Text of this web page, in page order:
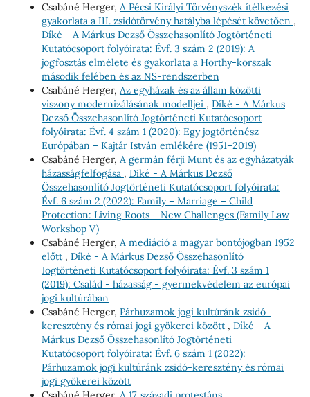
Csabáné Herger, A Pécsi Királyi Törvényszék ítélkezési
gyakorlata a III. zsidótörvény hatályba lépését követően ,
Díké - A Márkus Dezső Összehasonlító Jogtörténeti
Kutatócsoport folyóirata: Évf. 3 szám 2 (2019): A
jogfosztás elmélete és gyakorlata a Horthy-korszak
második felében és az NS-rendszerben
Csabáné Herger, Az egyházak és az állam közötti
viszony modernizálásának modelljei , Díké - A Márkus
Dezső Összehasonlító Jogtörténeti Kutatócsoport
folyóirata: Évf. 4 szám 1 (2020): Egy jogtörténész
Európában – Kajtár István emlékére (1951–2019)
Csabáné Herger, A germán férji Munt és az egyházatyák
házasságfelfogása , Díké - A Márkus Dezső
Összehasonlító Jogtörténeti Kutatócsoport folyóirata:
Évf. 6 szám 2 (2022): Family – Marriage – Child
Protection: Living Roots – New Challenges (Family Law
Workshop V)
Csabáné Herger, A mediáció a magyar bontójogban 1952
előtt , Díké - A Márkus Dezső Összehasonlító
Jogtörténeti Kutatócsoport folyóirata: Évf. 3 szám 1
(2019): Család - házasság - gyermekvédelem az európai
jogi kultúrában
Csabáné Herger, Párhuzamok jogi kultúránk zsidó-
keresztény és római jogi gyökerei között , Díké - A
Márkus Dezső Összehasonlító Jogtörténeti
Kutatócsoport folyóirata: Évf. 6 szám 1 (2022):
Párhuzamok jogi kultúránk zsidó-keresztény és római
jogi gyökerei között